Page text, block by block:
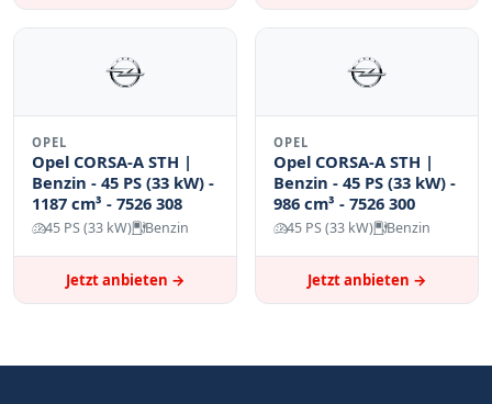
OPEL
Opel CORSA-A STH |
Benzin - 45 PS (33 kW) -
1187 cm³ - 7526 308
45 PS (33 kW) Benzin
Jetzt anbieten →
OPEL
Opel CORSA-A STH |
Benzin - 45 PS (33 kW) -
986 cm³ - 7526 300
45 PS (33 kW) Benzin
Jetzt anbieten →